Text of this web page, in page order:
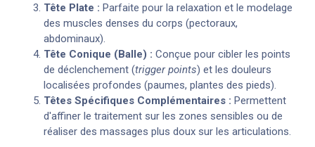
Tête Plate : Parfaite pour la relaxation et le modelage
des muscles denses du corps (pectoraux,
abdominaux).
Tête Conique (Balle) : Conçue pour cibler les points
de déclenchement (trigger points) et les douleurs
localisées profondes (paumes, plantes des pieds).
Têtes Spécifiques Complémentaires : Permettent
d'affiner le traitement sur les zones sensibles ou de
réaliser des massages plus doux sur les articulations.